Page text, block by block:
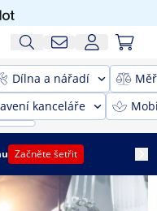
Dílna a nářadí
kanceláře
Začněte šetřit